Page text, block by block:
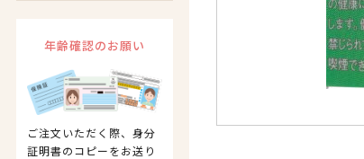
年齢確認のお願い
ご注文いただく際、身分
証明書のコピーをお送り